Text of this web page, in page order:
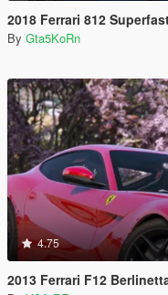
2018 Ferrari 812
By Gta5KoRn
4.75
2013 Ferrari F12